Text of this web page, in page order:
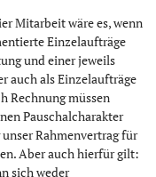
Mitarbeit wäre es, wenn
Einzelaufträge
und einer jeweils
auch als Einzelaufträge
Rechnung müssen
Pauschalcharakter
Rahmenvertrag für
Aber auch hierfür gilt:
sich weder